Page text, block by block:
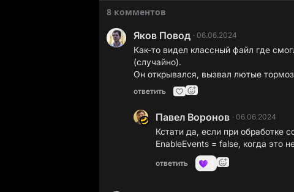
8 комментов
Яков Повод · 06.06.2024
Как-то видел классный файл где
(случайно).
Он открывался, вызвал лютые
ответить
Павел Воронов · 06.06.2024
Кстати да, если при обработке
EnableEvents = false, когда это
ответить